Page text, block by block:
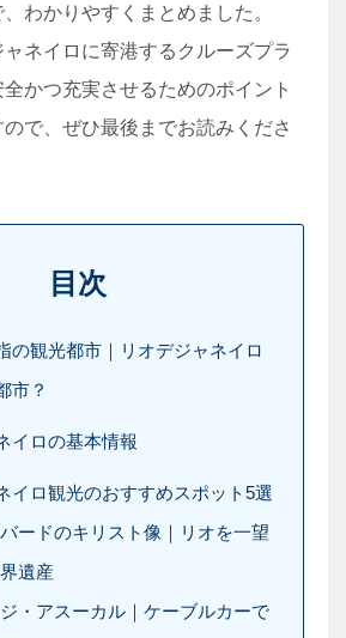
わかりやすくまとめました。
ネイロに寄港するクルーズプラ
かつ充実させるためのポイント
で、ぜひ最後までお読みくださ
目次
の観光都市｜リオデジャネイロ
市？
イロの基本情報
イロ観光のおすすめスポット5選
ードのキリスト像｜リオを一望
遺産
・アスーカル｜ケーブルカーで